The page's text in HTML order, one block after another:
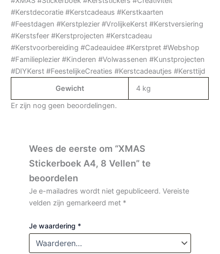
#Kerstdecoratie #Kerstcadeaus #Kerstkaarten
#Feestdagen #Kerstplezier #VrolijkeKerst #Kerstversiering
#Kerstsfeer #Kerstprojecten #Kerstcadeau
#Kerstvoorbereiding #Cadeauidee #Kerstpret #Webshop
#Familieplezier #Kinderen #Volwassenen #Kunstprojecten
#DIYKerst #FeestelijkeCreaties #Kerstcadeautjes #Kersttijd
Gewicht
4 kg
Er zijn nog geen beoordelingen.
Wees de eerste om “XMAS
Stickerboek A4, 8 Vellen” te
beoordelen
Je e-mailadres wordt niet gepubliceerd. Vereiste
velden zijn gemarkeerd met *
Je waardering *